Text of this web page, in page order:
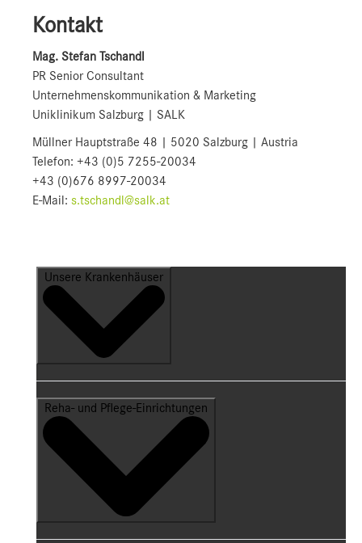
Kontakt
Mag. Stefan Tschandl
PR Senior Consultant
Unternehmenskommunikation & Marketing
Uniklinikum Salzburg | SALK
Müllner Hauptstraße 48 | 5020 Salzburg | Austria
Telefon: +43 (0)5 7255-20034
+43 (0)676 8997-20034
E-Mail: s.tschandl@salk.at
Unsere Krankenhäuser
Reha- und Pflege-Einrichtungen